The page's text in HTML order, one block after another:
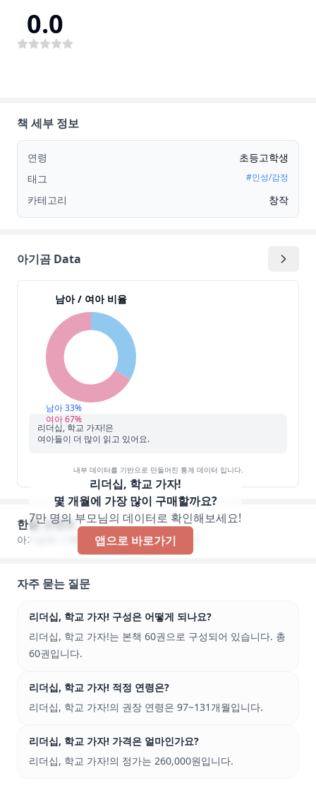
0.0
책 세부 정보
연령
초등고학생
태그
#인성/감정
카테고리 창작
아기곰 Data
남아 / 여아 비율
남아 33%
여아 67%
리더십, 학교 가자!은
여아들이 더 많이 읽고 있어요.
내부 데이터를 기반으로 만들어진 통계 데이터 입니다.
리더십, 학교 가자!
몇 개월에 가장 많이 구매할까요?
7만 명의 부모님의 데이터로 확인해보세요!
앱으로 바로가기
한줄 코멘트
아기곰에 기록된 한줄 코멘트가 없습니다!
자주 묻는 질문
리더십, 학교 가자! 구성은 어떻게 되나요?
리더십, 학교 가자!는 본책 60권으로 구성되어 있습니다. 총
60권입니다.
리더십, 학교 가자! 적정 연령은?
리더십, 학교 가자!의 권장 연령은 97~131개월입니다.
리더십, 학교 가자! 가격은 얼마인가요?
리더십, 학교 가자!의 정가는 260,000원입니다.